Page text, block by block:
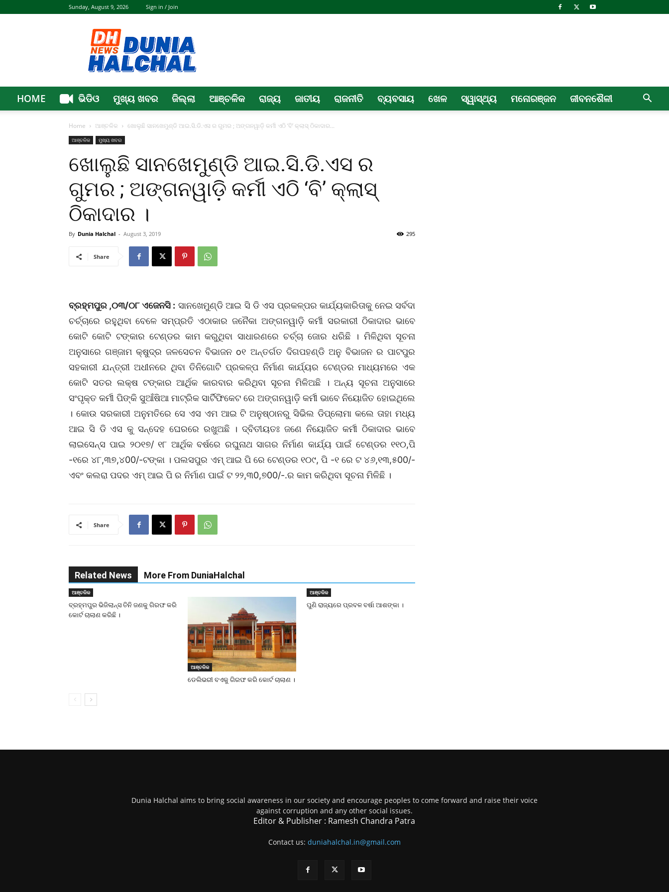
Sunday, August 9, 2026 Sign in / Join
Halchal
HOME ଭିଡିଓ ମୁଖ୍ୟ ଖବର ଜିଲ୍ଲା ଆଞ୍ଚଳିକ ରାଜ୍ୟ ଜାତୀୟ ରାଜନୀତି ବ୍ୟବସାୟ ଖେଳ ସ୍ୱାସ୍ଥ୍ୟ ମନୋରଞ୍ଜନ ଜୀବନଶୈଳୀ
Home ଆଞ୍ଚଳିକ ଖୋଲୁଛି ସାନଖେମୁଣ୍ଡି ଆଇ.ସି.ଡି.ଏସ ର ଗୁମର ; ଅଙ୍ଗନୱାଡ଼ି କର୍ମୀ ଏଠି ‘ବି’ କ୍ଲାସ୍ ଠିକାଦାର...
ଆଞ୍ଚଳିକ ମୁଖ୍ୟ ଖବର
ଖୋଲୁଛି ସାନଖେମୁଣ୍ଡି ଆଇ.ସି.ଡି.ଏସ ର
ଗୁମର ; ଅଙ୍ଗନୱାଡ଼ି କର୍ମୀ ଏଠି ‘ବି’ କ୍ଲାସ୍
ଠିକାଦାର ।
By Dunia Halchal - August 3, 2019 295
Share
ବ୍ରହ୍ମପୁର ,୦୩/୦୮ ଏଜେନସି : ସାନଖେମୁଣ୍ଡି ଆଇ ସି ଡି ଏସ ପ୍ରକଳ୍ପର କାର୍ଯ୍ୟକାରିତାକୁ ନେଇ ସର୍ବଦା
ଚର୍ଚ୍ଚାରେ ରହୁଥିବା ବେଳେ ସମ୍ପ୍ରତି ଏଠାକାର ଜନୈକା ଅଙ୍ଗନୱାଡ଼ି କର୍ମୀ ସରକାରୀ ଠିକାଦାର ଭାବେ
କୋଟି କୋଟି ଟଙ୍କାର ଟେଣ୍ଡର କାମ କରୁଥିବା ସାଧାରଣରେ ଚର୍ଚ୍ଚା ଜୋର ଧରିଛି । ମିଳିଥିବା ସୂଚନା
ଅନୁସାରେ ଗଞ୍ଜାମ କ୍ଷୁଦ୍ର ଜଳସେଚନ ବିଭାଜନ o୧ ଅନ୍ତର୍ଗତ ଦିଗପହଣ୍ଡି ଅନୁ ବିଭାଜନ ର ପାଟପୁର
ସହକାରୀ ଯନ୍ତ୍ରୀ ଅଧୀନରେ ଥିବା ତିନିଗୋଟି ପ୍ରକଳ୍ପ ନିର୍ମାଣ କାର୍ଯ୍ୟର ଟେଣ୍ଡର ମାଧ୍ୟମରେ ଏକ
କୋଟି ସତର ଲକ୍ଷ ଟଙ୍କାର ଆର୍ଥିକ କାରବାର କରିଥିବା ସୂଚନା ମିଳିଅଛି । ଅନ୍ୟ ସୂଚନା ଅନୁସାରେ
ସଂପୃକ୍ତ କର୍ମୀ ପିଙ୍କି ସୁଆଁଷିଆ ମାଟ୍ରିକ ସାର୍ଟିଫିକେଟ ରେ ଅଙ୍ଗନୱାଡ଼ି କର୍ମୀ ଭାବେ ନିୟୋଜିତ ହୋଇଥିଲେ
। କୋଉ ସରକାରୀ ଅନୁମତିରେ ସେ ଏସ ଏମ ଆଇ ଟି ଅନୁଷ୍ଠାନରୁ ସିଭିଲ ଡିପ୍ଲୋମା କଲେ ତାହା ମଧ୍ୟ
ଆଇ ସି ଡି ଏସ କୁ ସନ୍ଦେହ ଘେରରେ ରଖୁଅଛି । ଦ୍ବିତୀୟତଃ ଜଣେ ନିୟୋଜିତ କର୍ମୀ ଠିକାଦାର ଭାବେ
ଲାଇସେନ୍ସ ପାଇ ୨୦୧୭/ ୧୮ ଆର୍ଥିକ ବର୍ଷରେ ରଘୁନାଥ ସାଗର ନିର୍ମାଣ କାର୍ଯ୍ୟ ପାଇଁ ଟେଣ୍ଡର ୧୧୦,ପି
-୧ରେ ୪୮,୩୭,୪00/-ଟଙ୍କା । ପଲସପୁର ଏମ୍ ଆଇ ପି ରେ ଟେଣ୍ଡର ୧୦୯, ପି -୧ ରେ ଟ ୪୬,୧୩,୫00/-
ଏବଂ କଲରା ପଦର ଏମ୍ ଆଇ ପି ର ନିର୍ମାଣ ପାଇଁ ଟ ୨୨,୩0,୭00/-.ର କାମ କରିଥିବା ସୂଚନା ମିଳିଛି ।
Share
Related News More From DuniaHalchal
ଆଞ୍ଚଳିକ
ବ୍ରହ୍ମପୁର ଭିଜିଲାନ୍ସ ତିନି ଜଣକୁ ଗିରଫ କରି
କୋର୍ଟ ଚାଲାଣ କରିଛି ।
ଆଞ୍ଚଳିକ
ଡେଲିଭରୀ ବଏକୁ ଗିରଫ କରି କୋର୍ଟ ଚାଲାଣ ।
ଆଞ୍ଚଳିକ
ପୁଣି ରାଜ୍ୟରେ ପ୍ରବଳ ବର୍ଷା ଆଶଙ୍କା ।
Dunia Halchal aims to bring social awareness in our society and encourage peoples to come forward and raise their voice
against corruption and any other social issues.
Editor & Publisher : Ramesh Chandra Patra
Contact us: duniahalchal.in@gmail.com